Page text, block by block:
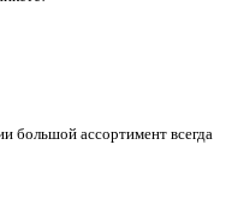
большой ассортимент всегда